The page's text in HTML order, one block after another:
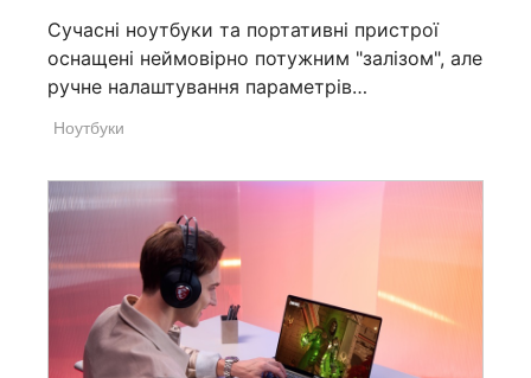
Сучасні ноутбуки та портативні пристрої
оснащені неймовірно потужним "залізом", але
ручне налаштування параметрів
або приватності може легко порушити ваші
знаходиться лише за один клік: MSI AI Engine,
вбудований безпосередньо в MSI Center, MSI
Center M та MSI Center S. Просто
увімкнувши цю функцію в центрі керування
вашим пристроєм, ви передаєте
налаштування певних параметрів штучному
інтелекту. Він автоматично оптимізує
Ноутбуки